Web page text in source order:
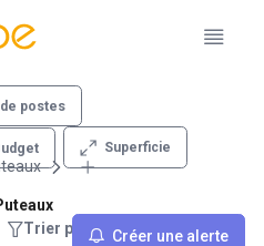
postes
Superficie
Créer une alerte
Trier par : Recommandations